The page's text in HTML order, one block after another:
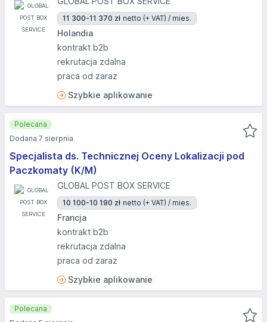
11 300-11 370 zł netto (+ VAT) / mies.
Holandia
kontrakt b2b
rekrutacja zdalna
praca od zaraz
Szybkie aplikowanie
Specjalista ds. Technicznej Oceny Lokalizacji pod
Paczkomaty (K/M)
GLOBAL POST BOX SERVICE
10 100-10 190 zł netto (+ VAT) / mies.
Francja
kontrakt b2b
rekrutacja zdalna
praca od zaraz
Szybkie aplikowanie
Polecana
Dodana 7 sierpnia
Polecana